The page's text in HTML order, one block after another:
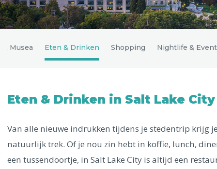
Azië
Andere wereldsteden
Uitgelichte bestemmingen
Phoenix
Musea Eten & Drinken Shopping Nightlife &
Eten & Drinken in Salt Lake City
Van alle nieuwe indrukken tijdens je stedentrip krijg
natuurlijk trek. Of je nou zin hebt in koffie, lunch,
een tussendoortje, in Salt Lake City is altijd een